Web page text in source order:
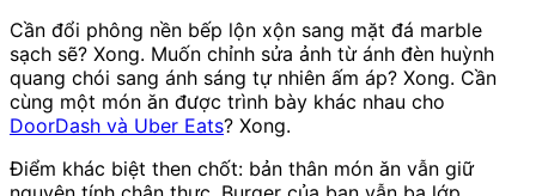
Cần đổi phông nền bếp lộn xộn sang mặt đá marble
sạch sẽ? Xong. Muốn chỉnh sửa ảnh từ ánh đèn huỳnh
quang chói sang ánh sáng tự nhiên ấm áp? Xong. Cần
cùng một món ăn được trình bày khác nhau cho
DoorDash và Uber Eats? Xong.
Điểm khác biệt then chốt: bản thân món ăn vẫn giữ